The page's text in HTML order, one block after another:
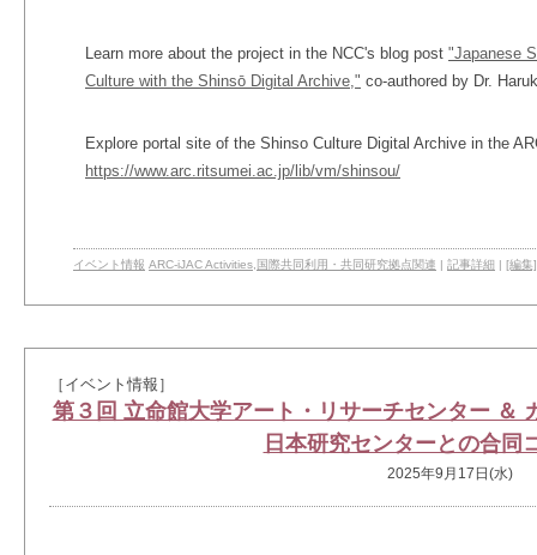
Learn more about the project in the NCC's blog post "Japanese
Culture with the Shinsō Digital Archive," co-authored by Dr.
Explore portal site of the Shinso Culture Digital Archive in the
https://www.arc.ritsumei.ac.jp/lib/vm/shinsou/
イベント情報 ARC-iJAC Activities 国際共同利用・共同研究拠点関連 | 記事詳細 | [編集]
［イベント情報］
第３回 立命館大学アート・リサーチセンター ＆
日本研究センターとの合同
2025年9月17日(水)